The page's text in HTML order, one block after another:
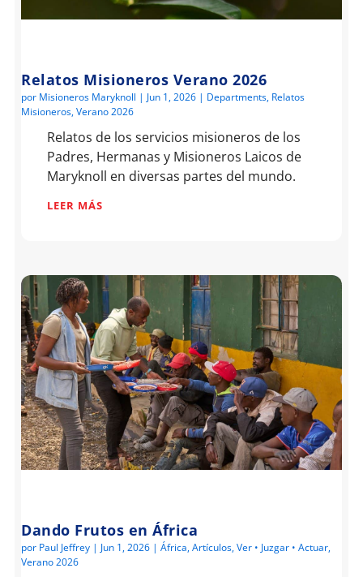
Relatos Misioneros Verano 2026
por Misioneros Maryknoll | Jun 1, 2026 | Departments, Relatos
Misioneros,Verano 2026
Relatos de los servicios misioneros de los
Padres, Hermanas y Misioneros Laicos de
Maryknoll en diversas partes del mundo.
LEER MÁS
Dando Frutos en África
por Paul Jeffrey | Jun 1, 2026 |África,Artículos,Ver • Juzgar • Actuar,
Verano 2026